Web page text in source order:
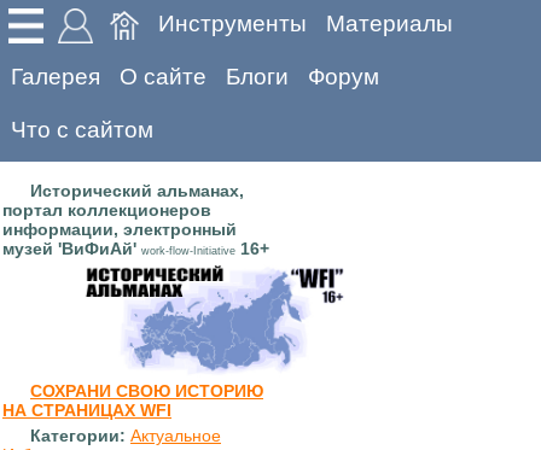
Инструменты Материалы
Галерея О сайте Блоги Форум
Что с сайтом
Исторический альманах,
портал коллекционеров
информации, электронный
музей 'ВиФиАй' work-flow-Initiative 16+
СОХРАНИ СВОЮ ИСТОРИЮ
НА СТРАНИЦАХ WFI
Категории: Актуальное